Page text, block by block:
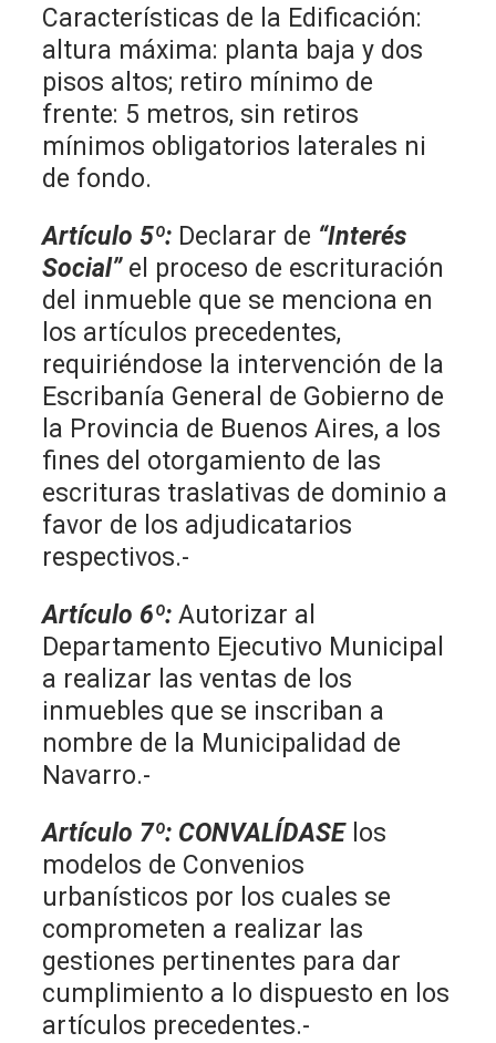
Características de la Edificación:
altura máxima: planta baja y dos
pisos altos; retiro mínimo de
frente: 5 metros, sin retiros
mínimos obligatorios laterales ni
de fondo.
Artículo 5º: Declarar de “Interés
Social”el proceso de escrituración
del inmueble que se menciona en
los artículos precedentes,
requiriéndose la intervención de la
Escribanía General de Gobierno de
la Provincia de Buenos Aires, a los
fines del otorgamiento de las
escrituras traslativas de dominio a
favor de los adjudicatarios
respectivos.-
Artículo 6º: Autorizar al
Departamento Ejecutivo Municipal
a realizar las ventas de los
inmuebles que se inscriban a
nombre de la Municipalidad de
Navarro.-
Artículo 7º: CONVALÍDASElos
modelos de Convenios
urbanísticos por los cuales se
comprometen a realizar las
gestiones pertinentes para dar
cumplimiento a lo dispuesto en los
artículos precedentes.-